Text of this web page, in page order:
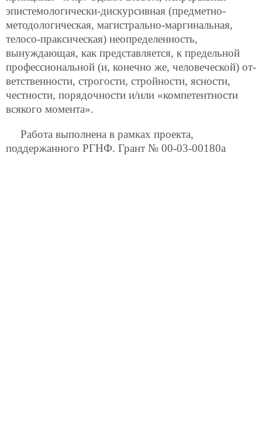
эпистемологически-дискурсивная (предметно-
методологическая, магистрально-маргинальная,
телосо-праксическая) неопределенность,
вынуждающая, как представляется, к предельной
профессиональной (и, конечно же, человеческой) от-
ветственности, строгости, стройности, ясности,
честности, порядочности и/или «компетентности
всякого момента».
Работа выполнена в рамках проекта,
поддержанного РГНФ. Грант № 00-03-00180а